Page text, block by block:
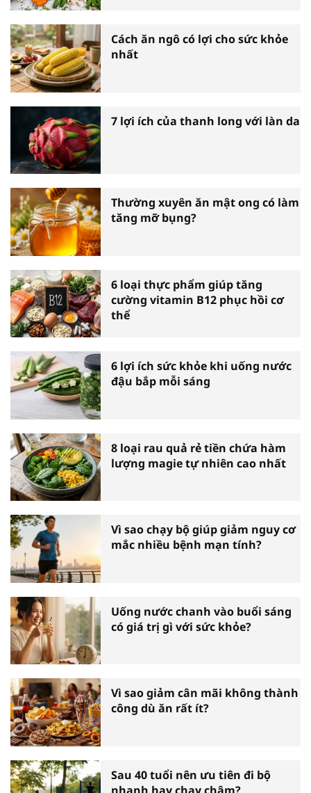
Cách ăn ngô có lợi cho sức khỏe
nhất
7 lợi ích của thanh long với làn da
Thường xuyên ăn mật ong có làm
tăng mỡ bụng?
6 loại thực phẩm giúp tăng
cường vitamin B12 phục hồi cơ
thể
6 lợi ích sức khỏe khi uống nước
đậu bắp mỗi sáng
8 loại rau quả rẻ tiền chứa hàm
lượng magie tự nhiên cao nhất
Vì sao chạy bộ giúp giảm nguy cơ
mắc nhiều bệnh mạn tính?
Uống nước chanh vào buổi sáng
có giá trị gì với sức khỏe?
Vì sao giảm cân mãi không thành
công dù ăn rất ít?
Sau 40 tuổi nên ưu tiên đi bộ